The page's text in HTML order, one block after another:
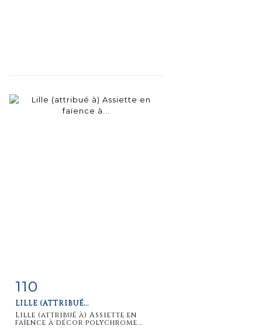
détaillée
110
LILLE (ATTRIBUÉ...
Lille (attribué à) Assiette en
faïence à décor polychrome...